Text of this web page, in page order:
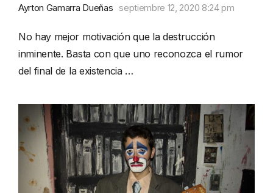
Ayrton Gamarra Dueñas septiembre 12, 2020 8:24 pm
No hay mejor motivación que la destrucción
inminente. Basta con que uno reconozca el rumor
del final de la existencia …